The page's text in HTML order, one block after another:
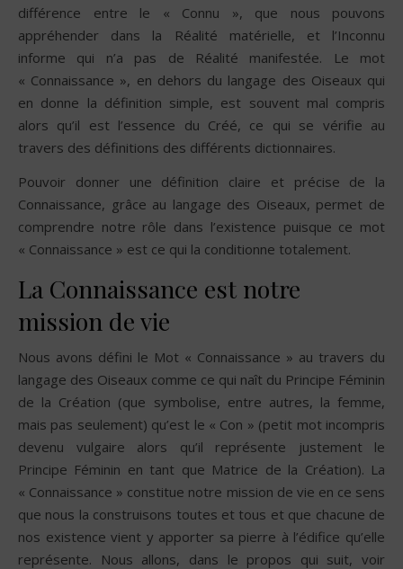
différence entre le « Connu », que nous pouvons
appréhender dans la Réalité matérielle, et l’Inconnu
informe qui n’a pas de Réalité manifestée. Le mot
« Connaissance », en dehors du langage des Oiseaux qui
en donne la définition simple, est souvent mal compris
alors qu’il est l’essence du Créé, ce qui se vérifie au
travers des définitions des différents dictionnaires.
Pouvoir donner une définition claire et précise de la
Connaissance, grâce au langage des Oiseaux, permet de
comprendre notre rôle dans l’existence puisque ce mot
« Connaissance » est ce qui la conditionne totalement.
La Connaissance est notre
mission de vie
Nous avons défini le Mot « Connaissance » au travers du
langage des Oiseaux comme ce qui naît du Principe Féminin
de la Création (que symbolise, entre autres, la femme,
mais pas seulement) qu’est le « Con » (petit mot incompris
devenu vulgaire alors qu’il représente justement le
Principe Féminin en tant que Matrice de la Création). La
« Connaissance » constitue notre mission de vie en ce sens
que nous la construisons toutes et tous et que chacune de
nos existence vient y apporter sa pierre à l’édifice qu’elle
représente. Nous allons, dans le propos qui suit, voir